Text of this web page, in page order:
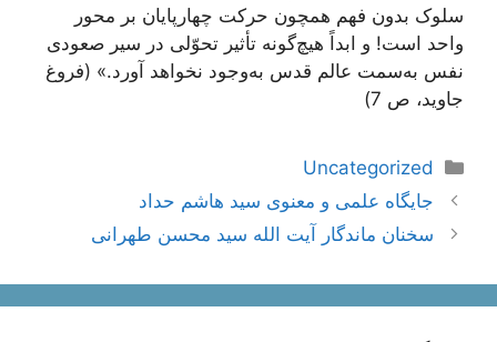
سلوک بدون فهم همچون حرکت چهارپایان بر محور
واحد است! و ابداً هیچ‌گونه تأثیر تحوّلی در سیر صعودی
نفس به‌سمت عالم قدس به‌وجود نخواهد آورد.» (فروغ
جاوید، ص 7)
دسته‌ها
Uncategorized
ناوبری
نوشته‌ها
جایگاه علمی و معنوی سید هاشم حداد
سخنان ماندگار آیت الله سید محسن طهرانی